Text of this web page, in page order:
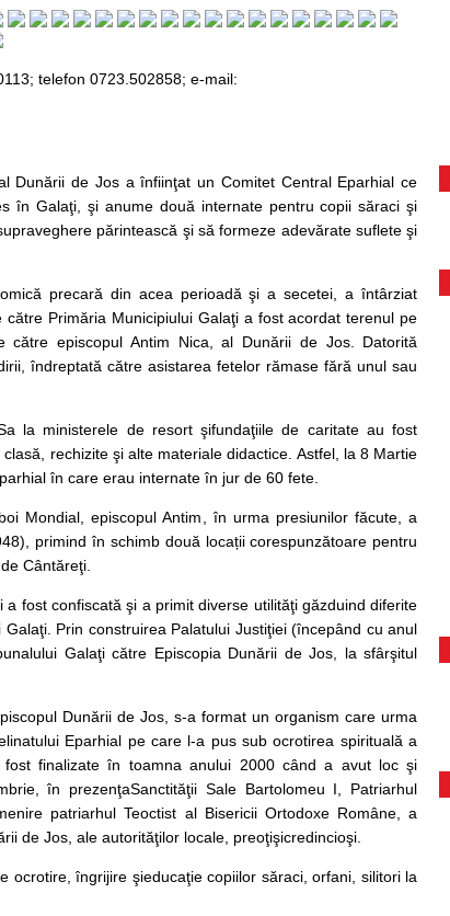
telefon 0723.502858; e‑mail:
Dunării de Jos a înfiinţat un Comitet Central Eparhial ce
în Galaţi, şi anume două internate pentru copii săraci şi
părintească şi să formeze adevărate suflete şi
precară din acea perioadă şi a secetei, a întârziat
Primăria Municipiului Galaţi a fost acordat terenul pe
episcopul Antim Nica, al Dunării de Jos. Datorită
îndreptată către asistarea fetelor rămase fără unul sau
la ministerele de resort şifundaţiile de caritate au fost
rechizite şi alte materiale didactice. Astfel, la 8 Martie
în care erau internate în jur de 60 fete.
Mondial, episcopul Antim, în urma presiunilor făcute, a
primind în schimb două locații corespunzătoare pentru
Cântăreţi.
fost confiscată şi a primit diverse utilităţi găzduind diferite
Prin construirea Palatului Justiţiei (începând cu anul
Galaţi către Episcopia Dunării de Jos, la sfârşitul
Dunării de Jos, s-a format un organism care urma
Eparhial pe care l-a pus sub ocrotirea spirituală a
finalizate în toamna anului 2000 când a avut loc şi
în prezenţaSanctităţii Sale Bartolomeu I, Patriarhul
patriarhul Teoctist al Bisericii Ortodoxe Române, a
de Jos, ale autorităţilor locale, preoţişicredincioşi.
ocrotire, îngrijire şieducaţie copiilor săraci, orfani, silitori la